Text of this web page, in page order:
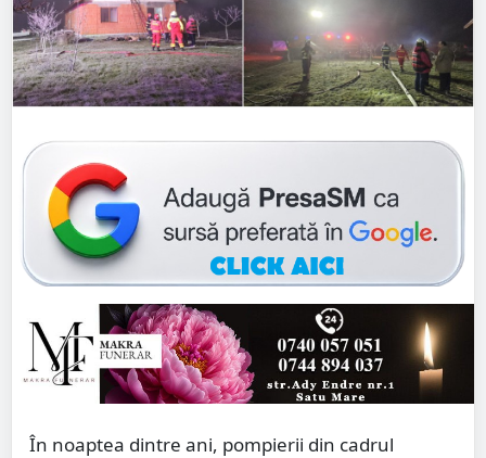
În noaptea dintre ani, pompierii din cadrul